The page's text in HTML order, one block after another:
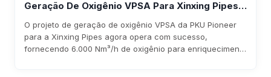
Geração De Oxigênio VPSA Para Xinxing Pipes
Agora Em Operação, Gerando Receita Anual
Superior A US$ 1,76 Milhão
O projeto de geração de oxigênio VPSA da PKU Pioneer
para a Xinxing Pipes agora opera com sucesso,
fornecendo 6.000 Nm³/h de oxigênio para enriquecimento